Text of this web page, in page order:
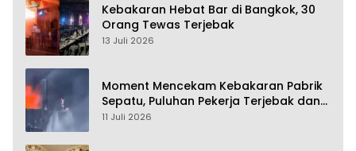
Kebakaran Hebat Bar di Bangkok, 30
Orang Tewas Terjebak
13 Juli 2026
Moment Mencekam Kebakaran Pabrik
Sepatu, Puluhan Pekerja Terjebak dan
28 Orang Tewas
11 Juli 2026